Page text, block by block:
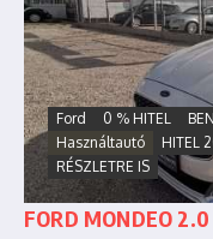
Ford 0 % HITEL
Használtautó
HITEL
RÉSZLETRE IS
FORD MONDEO